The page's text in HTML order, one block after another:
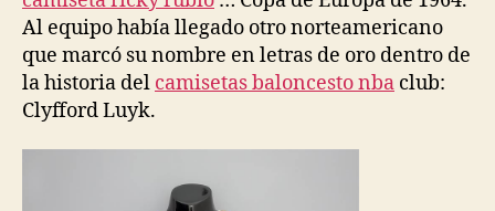
Al equipo había llegado otro norteamericano
que marcó su nombre en letras de oro dentro de
la historia del camisetas baloncesto nba club:
Clyfford Luyk.